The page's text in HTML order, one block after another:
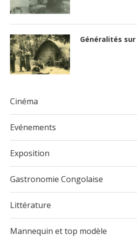
Généralités
Cinéma
Evénements
Exposition
Gastronomie Congolaise
Littérature
Mannequin et top modèle